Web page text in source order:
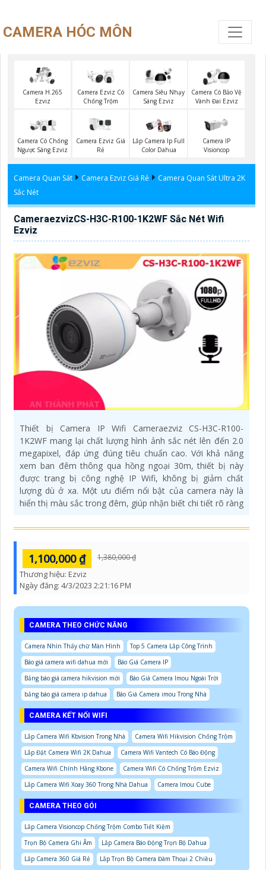
CAMERA HÓC MÔN
Camera H.265
Ezviz
Camera Ezviz Có
Chống Trộm
Camera Siêu Nhạy
Sáng Ezviz
Camera Có Bảo Vệ
Vành Đai Ezviz
Camera Có Chống
Ngược Sáng Ezviz
Camera Ezviz Giá
Rẻ
Lắp Camera Ip Full
Color Dahua
Camera IP
Visioncop
Camera Quan Sát Camera Ezviz Giá Rẻ
Camera Quan Sát Ultra 2K
Sắc Nét
CameraezvizCS-H3C-R100-1K2WF Sắc Nét Wifi
Ezviz
Thiết bị Camera IP Wifi Cameraezviz CS-H3C-R100-
1K2WF mang lại chất lượng hình ảnh sắc nét lên đến 2.0
megapixel, đáp ứng đúng tiêu chuẩn cao. Với khả năng
xem ban đêm thông qua hồng ngoại 30m, thiết bị này
được trang bị công nghệ IP Wifi, không bị giảm chất
lượng dù ở xa. Một ưu điểm nổi bật của camera này là
hiển thị màu sắc trong đêm, giúp nhận biết chi tiết rõ ràng
1,100,000 ₫ 1,380,000 ₫
Thương hiệu: Ezviz
Ngày đăng: 4/3/2023 2:21:16 PM
CAMERA THEO CHỨC NĂNG
Camera Nhìn Thấy chữ Màn Hình
Top 5 Camera Lắp Công Trình
Báo giá camera wifi dahua mới
Báo Giá Camera IP
Bảng báo giá camera hikvision mới
Báo Giá Camera Imou Ngoài Trời
bảng báo giá camera ip dahua
Báo Giá Camera imou Trong Nhà
CAMERA KẾT NỐI WIFI
Lắp Camera Wifi Kbvision Trong Nhà
Camera Wifi Hikvision Chống Trộm
Lắp Đặt Camera Wifi 2K Dahua
Camera Wifi Vantech Có Báo Động
Camera Wifi Chính Hãng Kbone
Camera Wifi Có Chống Trộm Ezviz
Lắp Camera Wifi Xoay 360 Trong Nhà Dahua
Camera Imou Cube
CAMERA THEO GÓI
Lắp Camera Visioncop Chống Trộm Combo Tiết Kiệm
Trọn Bộ Camera Ghi Âm
Lắp Camera Báo Động Trọn Bộ Dahua
Lắp Camera 360 Giá Rẻ
Lắp Trọn Bộ Camera Đàm Thoại 2 Chiều